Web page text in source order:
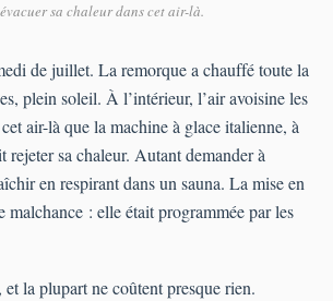
sa chaleur dans cet air-là.
de juillet. La remorque a chauffé toute la
plein soleil. À l’intérieur, l’air avoisine les
air-là que la machine à glace italienne, à
rejeter sa chaleur. Autant demander à
en respirant dans un sauna. La mise en
malchance : elle était programmée par les
et la plupart ne coûtent presque rien.